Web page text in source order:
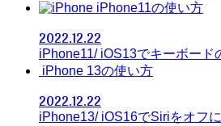
iPhone11の使い方
2022.12.22
iPhone11/ iOS13でキーボード
iPhone 13の使い方
2022.12.22
iPhone13/ iOS16でSiriをオフ